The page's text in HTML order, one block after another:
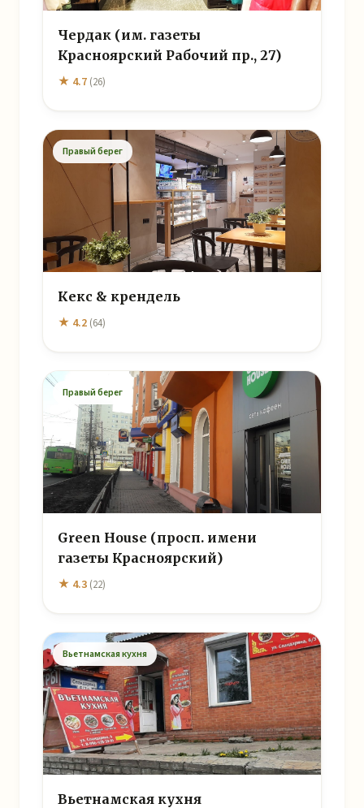
Чердак (им. газеты
Красноярский Рабочий пр., 27)
★ 4.7 (26)
Правый берег
Кекс & крендель
★ 4.2 (64)
Правый берег
Green House (просп. имени
газеты Красноярский)
★ 4.3 (22)
Вьетнамская кухня
Вьетнамская кухня